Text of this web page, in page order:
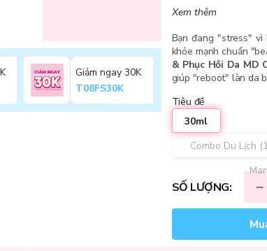
Giảm ngay 30K
T08FS30K
Xem thêm
Bạn đang "stress"
khỏe mạnh chuẩn
& Phục Hồi Da MD
giúp "reboot" làn da
Tiêu đề
30ml
Combo Du Lịch
SỐ LƯỢNG: